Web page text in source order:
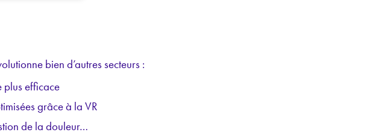
bien d’autres secteurs :
plus efficace
grâce à la VR
de la douleur…